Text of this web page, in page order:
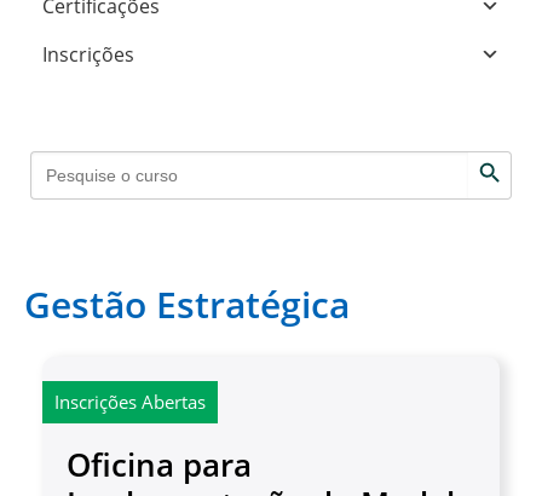
Certificações
Inscrições
Search
for:
Search
Gestão Estratégica
Oficina para
Inscrições Abertas